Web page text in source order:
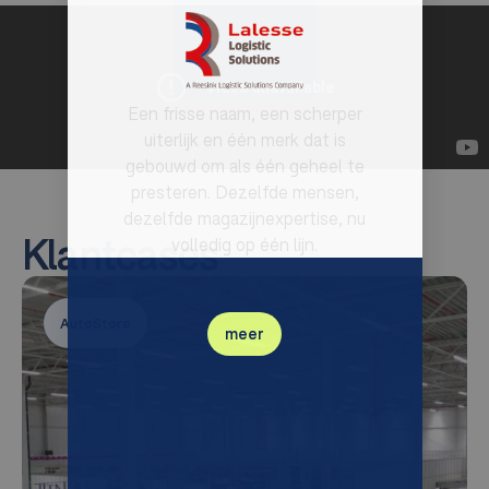
Klantcases
AutoStore
Een frisse naam, een scherper
uiterlijk en één merk dat is
gebouwd om als één geheel te
presteren. Dezelfde mensen,
dezelfde magazijnexpertise, nu
volledig op één lijn.
meer